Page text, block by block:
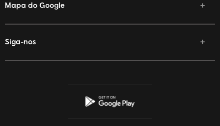
Mapa do Google
Siga-nos
Facebook